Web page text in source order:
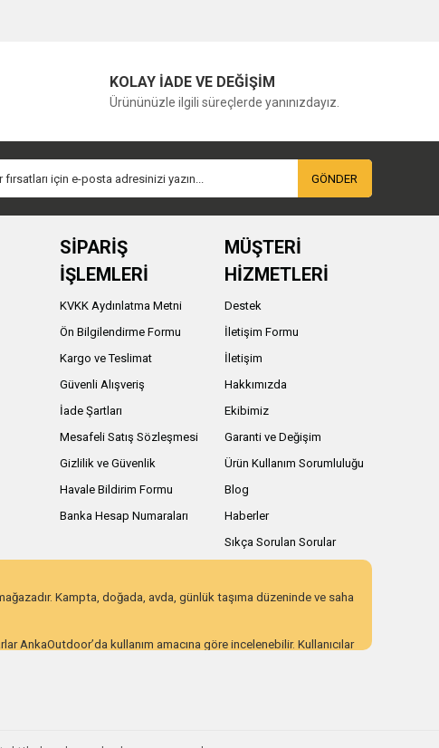
KOLAY İADE VE DEĞİŞİM
Ürününüzle ilgili süreçlerde yanınızdayız.
GÖNDER
SİPARİŞ
İŞLEMLERİ
KVKK Aydınlatma Metni
Ön Bilgilendirme Formu
Kargo ve Teslimat
Güvenli Alışveriş
İade Şartları
Mesafeli Satış Sözleşmesi
Gizlilik ve Güvenlik
Havale Bildirim Formu
Banka Hesap Numaraları
MÜŞTERİ
HİZMETLERİ
Destek
İletişim Formu
İletişim
Hakkımızda
Ekibimiz
Garanti ve Değişim
Ürün Kullanım Sorumluluğu
Blog
Haberler
Sıkça Sorulan Sorular
Kampta, doğada, avda, günlük taşıma düzeninde ve saha
AnkaOutdoor’da kullanım amacına göre incelenebilir. Kullanıcılar